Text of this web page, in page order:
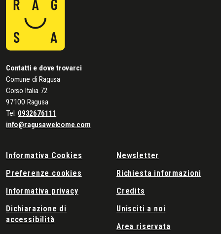
Contatti e dove trovarci
Comune di Ragusa
Corso Italia 72
97100 Ragusa
Tel: 0932676111
info@ragusawelcome.com
Informativa Cookies
Preferenze cookies
Informativa privacy
Dichiarazione di
accessibilità
Newsletter
Richiesta informazioni
Credits
Unisciti a noi
Area riservata